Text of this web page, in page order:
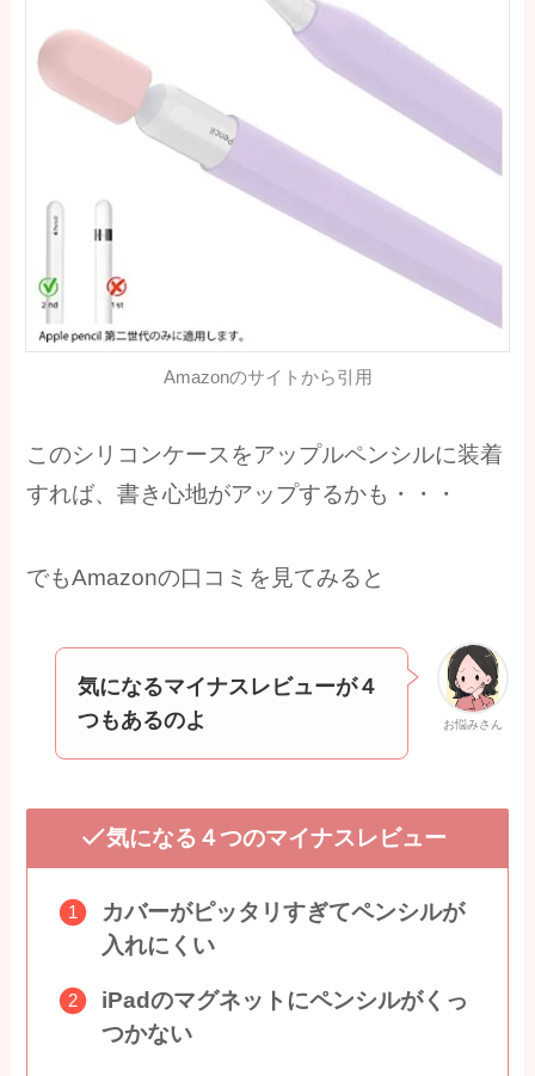
Amazonのサイトから引用
このシリコンケースをアップルペンシルに装着
すれば、書き心地がアップするかも・・・
でもAmazonの口コミを見てみると
お悩みさん
気になるマイナスレビューが４
つもあるのよ
気になる４つのマイナスレビュー
カバーがピッタリすぎてペンシルが
入れにくい
iPadのマグネットにペンシルがくっ
つかない